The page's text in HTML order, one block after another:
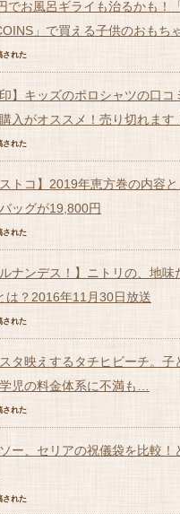
でお風呂ギライも治るかも！
」で買える子供のおもち
された
印】キッズのポロシャツの口
入がオススメ！売り切れます
された
ストコ】2019年恵方巻の内容
ッグが19,800円
された
ルナンデス！】ニトリの、地
は？2016年11月30日放送
された
タ映えするタチヒビーチ。子
児の料金体系に不満も…
された
ー、セリアの祝儀袋を比較！
された